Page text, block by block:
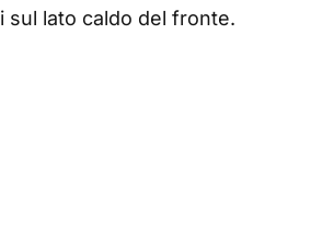
sul lato caldo del fronte.